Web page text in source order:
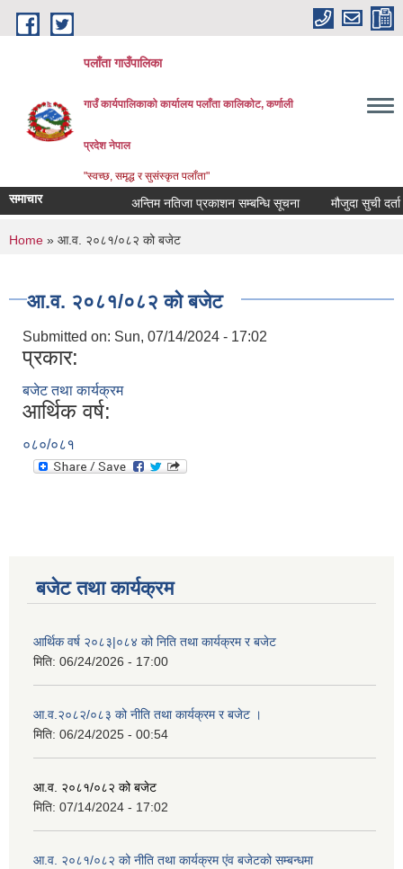
Skip to main content
पलाँता गाउँपालिका
गाउँ कार्यपालिकाको कार्यालयपलाँता कालिकाेट, कर्णाली
प्रदेश नेपाल
"स्वच्छ, समृद्ध र सुसंस्कृत पलाँता"
समाचार अन्तिम नतिजा प्रकाशन सम्बन्धि सूचना मौजुदा सुची दर्ता
You are here
Home » आ.व. २०८१/०८२ को बजेट
आ.व. २०८१/०८२ को बजेट
Submitted on: Sun, 07/14/2024 - 17:02
प्रकार:
बजेट तथा कार्यक्रम
आर्थिक वर्ष:
०८०/०८१
बजेट तथा कार्यक्रम
आर्थिक वर्ष २०८३|०८४ को निति तथा कार्यक्रम र बजेट
मिति: 06/24/2026 - 17:00
आ.व.२०८२/०८३ को नीति तथा कार्यक्रम र बजेट ।
मिति: 06/24/2025 - 00:54
आ.व. २०८१/०८२ को बजेट
मिति: 07/14/2024 - 17:02
आ.व. २०८१/०८२ को नीति तथा कार्यक्रम एंव बजेटको सम्बन्धमा